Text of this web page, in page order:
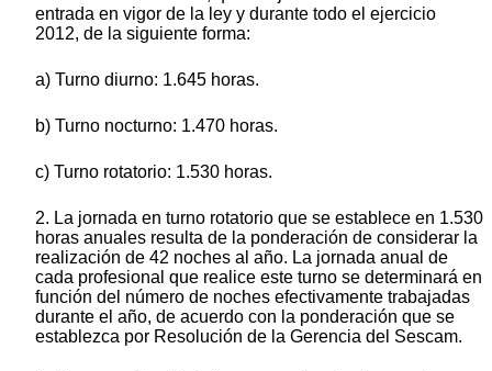
entrada en vigor de la ley y durante todo el ejercicio
2012, de la siguiente forma:
a) Turno diurno: 1.645 horas.
b) Turno nocturno: 1.470 horas.
c) Turno rotatorio: 1.530 horas.
2. La jornada en turno rotatorio que se establece en 1.530
horas anuales resulta de la ponderación de considerar la
realización de 42 noches al año. La jornada anual de
cada profesional que realice este turno se determinará en
función del número de noches efectivamente trabajadas
durante el año, de acuerdo con la ponderación que se
establezca por Resolución de la Gerencia del Sescam.